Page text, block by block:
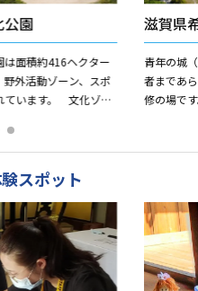
公園
面積約416ヘクター
外活動ゾーン、スポ
ています。 文化ゾー
滋賀県
青年の城
者まであ
修の場で
スポット